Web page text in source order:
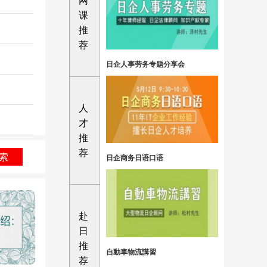
课
推
荐
人
才
推
荐
赴
日
推
荐
日企人事劳务专题分享会
日企商务日语口语
自動車物流講習